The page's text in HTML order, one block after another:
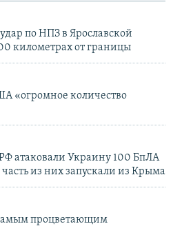
по НПЗ в Ярославской
километрах от границы
«огромное количество
атаковали Украину 100 БпЛА
из них запускали из Крыма
самым процветающим